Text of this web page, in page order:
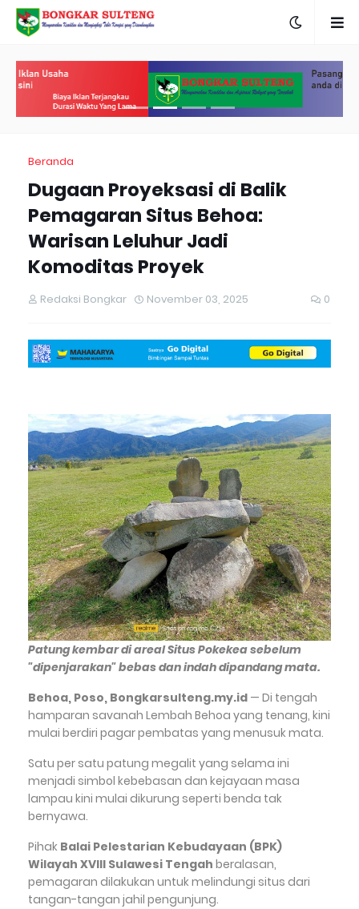
Beranda
Dugaan Proyeksasi di Balik
Pemagaran Situs Behoa:
Warisan Leluhur Jadi
Komoditas Proyek
Redaksi Bongkar November 03, 2025 0
Patung kembar di areal Situs Pokekea sebelum
"dipenjarakan" bebas dan indah dipandang mata.
Behoa, Poso, Bongkarsulteng.my.id — Di tengah
hamparan savanah Lembah Behoa yang tenang, kini
mulai berdiri pagar pembatas yang menusuk mata.
Satu per satu patung megalit yang selama ini
menjadi simbol kebebasan dan kejayaan masa
lampau kini mulai dikurung seperti benda tak
bernyawa.
Pihak Balai Pelestarian Kebudayaan (BPK)
Wilayah XVIII Sulawesi Tengah beralasan,
pemagaran dilakukan untuk melindungi situs dari
tangan-tangan jahil pengunjung.